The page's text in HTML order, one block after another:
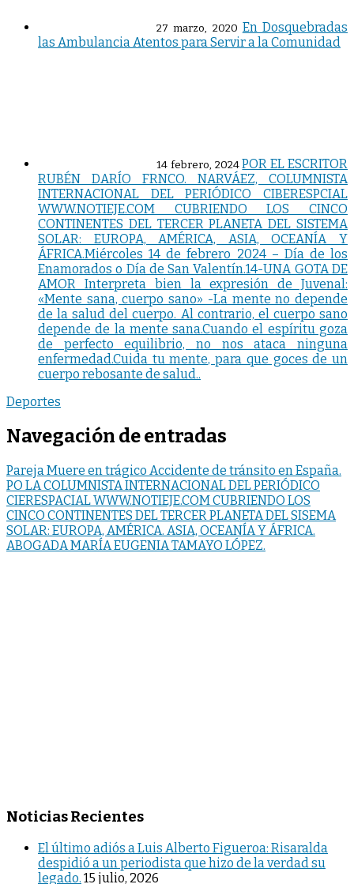
27 marzo, 2020 En Dosquebradas
las Ambulancia Atentos para Servir a la Comunidad
14 febrero, 2024 POR EL ESCRITOR
RUBÉN DARÍO FRNCO. NARVÁEZ, COLUMNISTA
INTERNACIONAL DEL PERIÓDICO CIBERESPCIAL
WWW.NOTIEJE.COM CUBRIENDO LOS CINCO
CONTINENTES DEL TERCER PLANETA DEL SISTEMA
SOLAR: EUROPA, AMÉRICA, ASIA, OCEANÍA Y
ÁFRICA.Miércoles 14 de febrero 2024 – Día de los
Enamorados o Día de San Valentín.14-UNA GOTA DE
AMOR Interpreta bien la expresión de Juvenal:
«Mente sana, cuerpo sano» -La mente no depende
de la salud del cuerpo. Al contrario, el cuerpo sano
depende de la mente sana.Cuando el espíritu goza
de perfecto equilibrio, no nos ataca ninguna
enfermedad.Cuida tu mente, para que goces de un
cuerpo rebosante de salud..
Deportes
Navegación de entradas
Pareja Muere en trágico Accidente de tránsito en España.
PO LA COLUMNISTA INTERNACIONAL DEL PERIÓDICO
CIERESPACIAL WWW.NOTIEJE.COM CUBRIENDO LOS
CINCO CONTINENTES DEL TERCER PLANETA DEL SISEMA
SOLAR: EUROPA, AMÉRICA. ASIA, OCEANÍA Y ÁFRICA.
ABOGADA MARÍA EUGENIA TAMAYO LÓPEZ.
Noticias Recientes
El último adiós a Luis Alberto Figueroa: Risaralda
despidió a un periodista que hizo de la verdad su
legado. 15 julio, 2026